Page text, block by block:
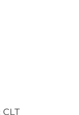
CLT